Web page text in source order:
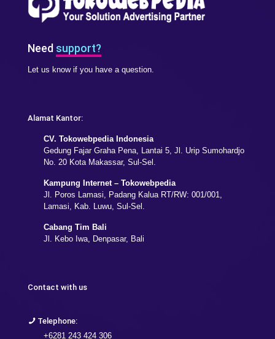
Need support?
Let us know if you have a question.
Alamat Kantor:
CV. Tokowebpedia Indonesia
Gedung Fajar Graha Pena, Lantai 5, Jl. Urip Sumohardjo
No. 20 Kota Makassar, Sul-Sel.
Kampung Internet – Tokowebpedia
Jl. Poros Lamasi, Padang Kalua RT/RW: 001/001,
Lamasi, Kab. Luwu, Sul-Sel.
Cabang Tim Bali
Jl. Kebo Iwa, Denpasar, Bali
Contact with us
Telephone:
+6281 243 424 306